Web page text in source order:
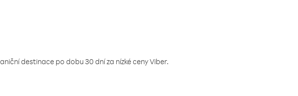
destinace po dobu 30 dní za nízké ceny Viber.